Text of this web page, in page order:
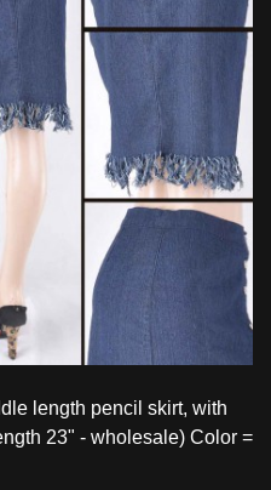
length pencil skirt, with
23" - wholesale) Color =